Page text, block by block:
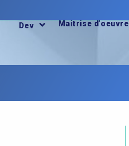
Dev Maitrise d’oeuvre